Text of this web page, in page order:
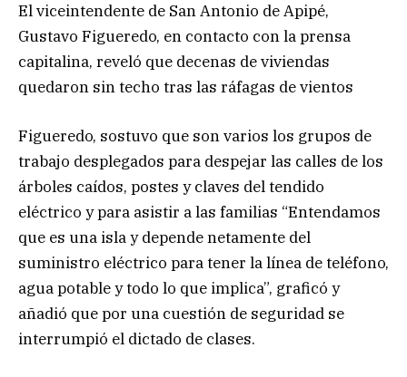
El viceintendente de San Antonio de Apipé,
Gustavo Figueredo, en contacto con la prensa
capitalina, reveló que decenas de viviendas
quedaron sin techo tras las ráfagas de vientos
Figueredo, sostuvo que son varios los grupos de
trabajo desplegados para despejar las calles de los
árboles caídos, postes y claves del tendido
eléctrico y para asistir a las familias “Entendamos
que es una isla y depende netamente del
suministro eléctrico para tener la línea de teléfono,
agua potable y todo lo que implica”, graficó y
añadió que por una cuestión de seguridad se
interrumpió el dictado de clases.